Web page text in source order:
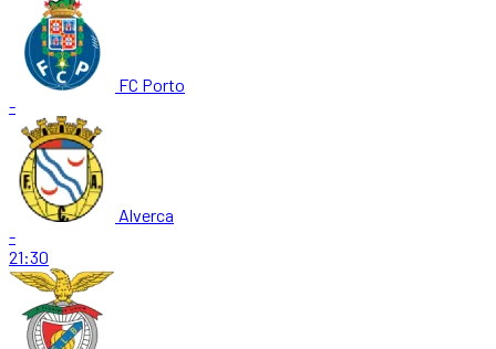
FC Porto
-
Alverca
-
21:30